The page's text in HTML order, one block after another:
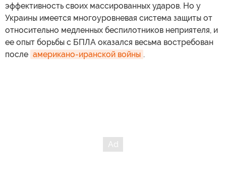
эффективность своих массированных ударов. Но у
Украины имеется многоуровневая система защиты от
относительно медленных беспилотников неприятеля, и
ее опыт борьбы с БПЛА оказался весьма востребован
после американо-иранской войны .